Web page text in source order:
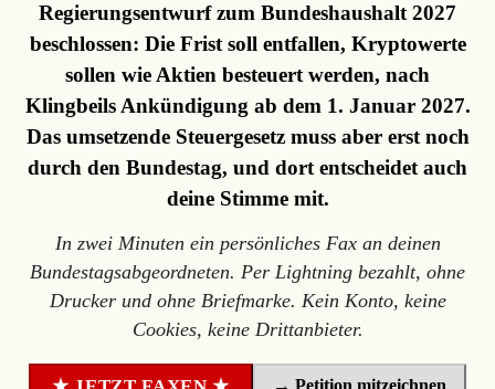
Regierungsentwurf zum Bundeshaushalt 2027
beschlossen: Die Frist soll entfallen, Kryptowerte
sollen wie Aktien besteuert werden, nach
Klingbeils Ankündigung ab dem 1. Januar 2027.
Das umsetzende Steuergesetz muss aber erst noch
durch den Bundestag, und dort entscheidet auch
deine Stimme mit.
In zwei Minuten ein persönliches Fax an deinen
Bundestagsabgeordneten. Per Lightning bezahlt, ohne
Drucker und ohne Briefmarke. Kein Konto, keine
Cookies, keine Drittanbieter.
→ Petition mitzeichnen